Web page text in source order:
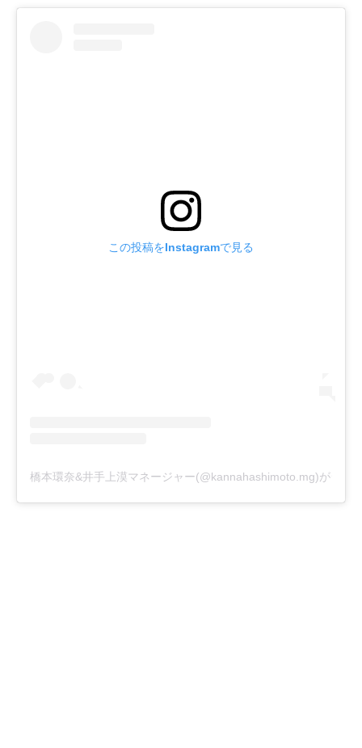
この投稿をInstagramで見る
橋本環奈&井手上漠マネージャー(@kannahashimoto.mg)がシェ